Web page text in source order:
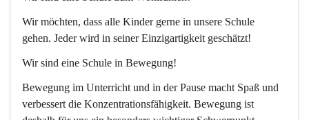
Wir möchten, dass alle Kinder gerne in unsere Schule
gehen. Jeder wird in seiner Einzigartigkeit geschätzt!
Wir sind eine Schule in Bewegung!
Bewegung im Unterricht und in der Pause macht Spaß und
verbessert die Konzentrationsfähigkeit. Bewegung ist